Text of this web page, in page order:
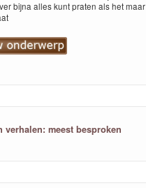
bijna alles kunt praten als het maar
verhalen: meest besproken